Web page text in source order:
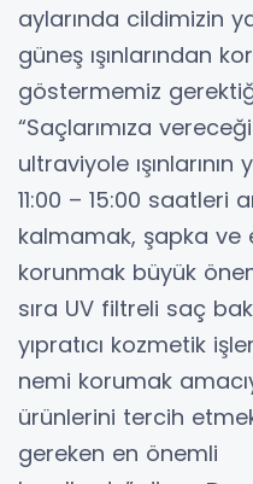
aylarında cildimizin
güneş ışınlarından
göstermemiz
“Saçlarımıza
ultraviyole
11:00 – 15:00 saatleri
kalmamak, şapka ve
korunmak büyük
sıra UV filtreli saç
yıpratıcı kozmetik
nemi korumak
ürünlerini tercih
gereken en önemli